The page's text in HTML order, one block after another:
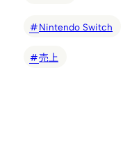
Nintendo Switch
売上